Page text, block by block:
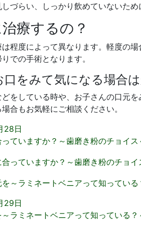
づらい、しっかり飲めていないた
療するの？
程度によって異なります。軽度の
での手術となります。
口をみて気になる場合
をしている時や、お子さんの口元
合もお気軽にご相談ください。
28日
ていますか？～歯磨き粉のチョイス
29日
ラミネートベニアって知っている？